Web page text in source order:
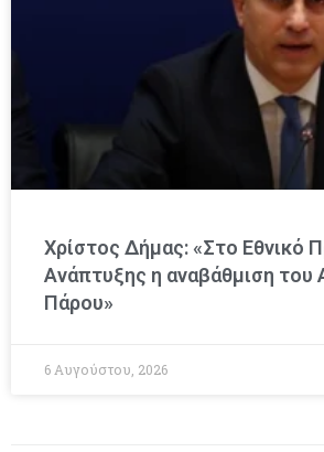
Χρίστος Δήμας: «Στο Εθνικό
Ανάπτυξης η αναβάθμιση του
Πάρου»
6 Αυγούστου, 2026